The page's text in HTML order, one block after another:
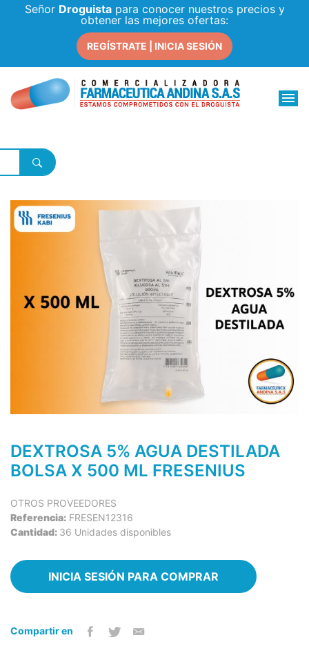
Señor Droguistapara conocer nuestros precios y
obtener las mejores ofertas:
REGÍSTRATE | INICIA SESIÓN
DEXTROSA 5% AGUA DESTILADA
BOLSA X 500 ML FRESENIUS
OTROS PROVEEDORES
Referencia: FRESEN12316
Cantidad: 36 Unidades disponibles
INICIA SESIÓN PARA COMPRAR
Compartir en